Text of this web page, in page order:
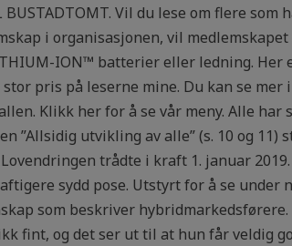
BUSTADTOMT. Vil du lese om flere
i organisasjonen, vil
ION™ batterier eller ledning.
pris på leserne mine. Du kan se mer
Klikk her for å se vår meny. Alle
”Allsidig utvikling av alle” (s. 10 og
trådte i kraft 1. januar
sydd pose. Utstyrt for å se
som beskriver
fint, og det ser ut til at hun får veldig